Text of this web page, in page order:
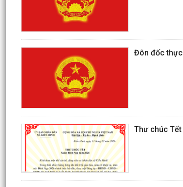
Đôn đốc thực
Thư chúc Tết